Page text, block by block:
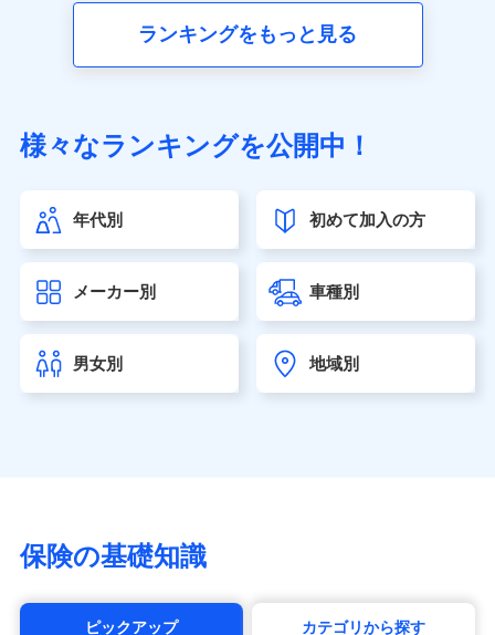
（https://www.sonylife.co.jp）
第一ネオ生命保険株式会社（https://neofirst.co.jp/）
大樹生命保険株式会社（https://www.taiju-life.co.jp）
seimei.co.jp）
チューリッヒ生命保険株式会社
東京海上日動あんしん生命保険株式会社
（https://www.tmn-anshin.co.jp/）
マニュライフ生命保険株式会社
（https://www.manulife.co.jp/）
（https://www.msa-life.co.jp/）
ランキングをもっと見る
様々なランキングを公開中！
年代別 初めて加入の方
メーカー別 車種別
男女別 地域別
保険の基礎知識
ピックアップ カテゴリから探す